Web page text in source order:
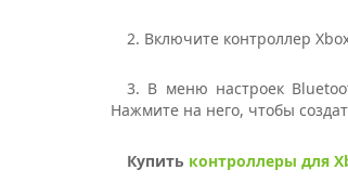
2. Включите контроллер
3. В меню настроек
Нажмите на него, чтобы
Купить контроллеры для